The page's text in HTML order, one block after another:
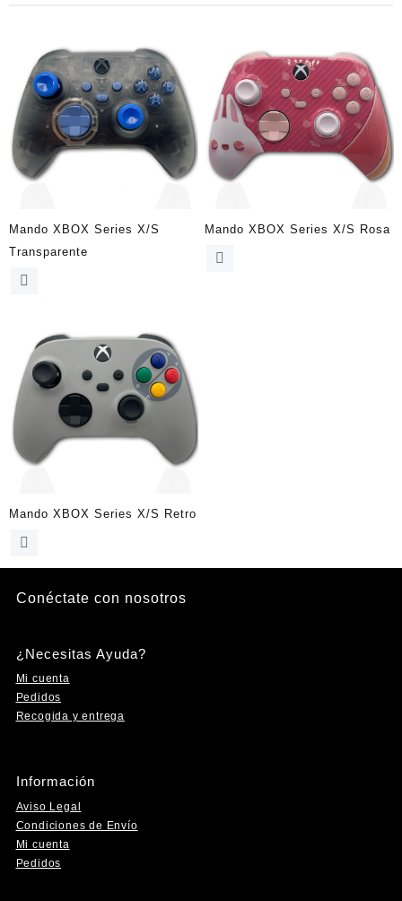
Mando XBOX Series X/S
Transparente
Mando XBOX Series X/S Rosa
Mando XBOX Series X/S Retro
Conéctate con nosotros
¿Necesitas Ayuda?
Mi cuenta
Pedidos
Recogida y entrega
Información
Aviso Legal
Condiciones de Envío
Mi cuenta
Pedidos